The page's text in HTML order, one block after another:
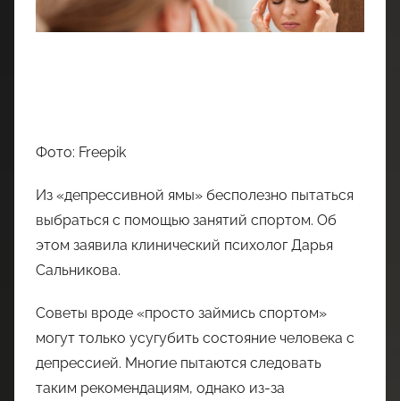
Фото: Freepik
Из «депрессивной ямы» бесполезно пытаться
выбраться с помощью занятий спортом. Об
этом заявила клинический психолог Дарья
Сальникова.
Советы вроде «просто займись спортом»
могут только усугубить состояние человека с
депрессией. Многие пытаются следовать
таким рекомендациям, однако из-за